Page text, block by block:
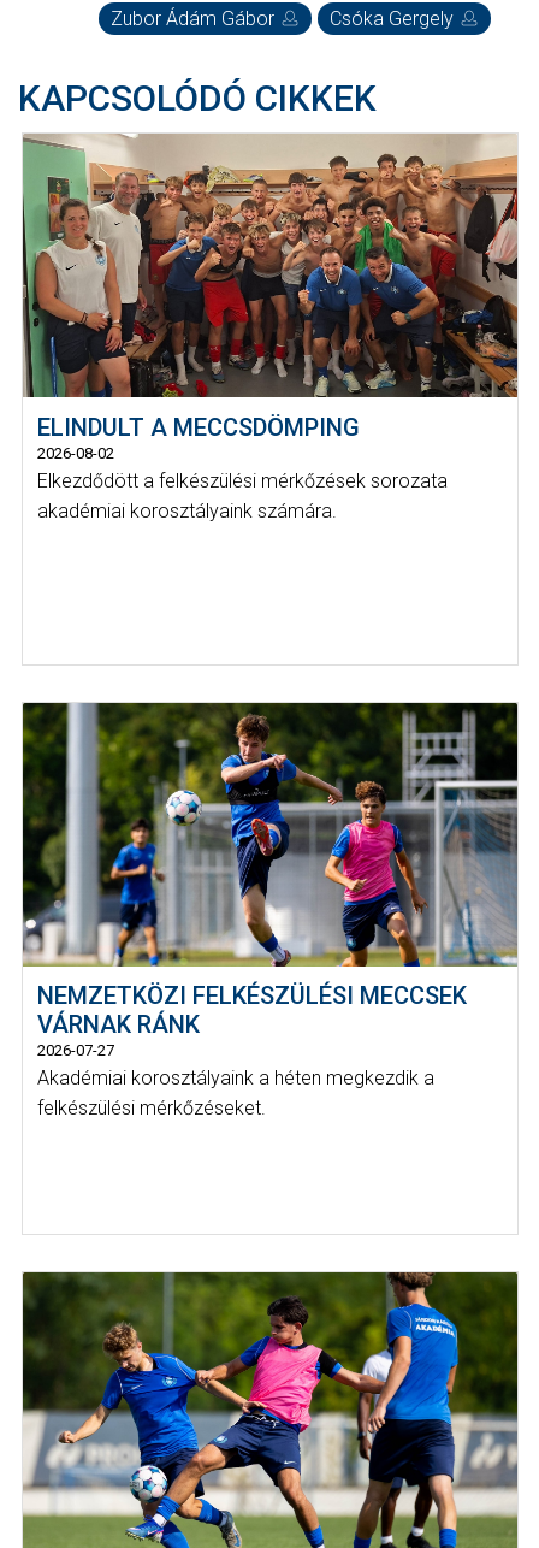
Zubor Ádám Gábor
Csóka Gergely
KAPCSOLÓDÓ CIKKEK
ELINDULT A MECCSDÖMPING
2026-08-02
Elkezdődött a felkészülési mérkőzések sorozata
akadémiai korosztályaink számára.
NEMZETKÖZI FELKÉSZÜLÉSI MECCSEK
VÁRNAK RÁNK
2026-07-27
Akadémiai korosztályaink a héten megkezdik a
felkészülési mérkőzéseket.